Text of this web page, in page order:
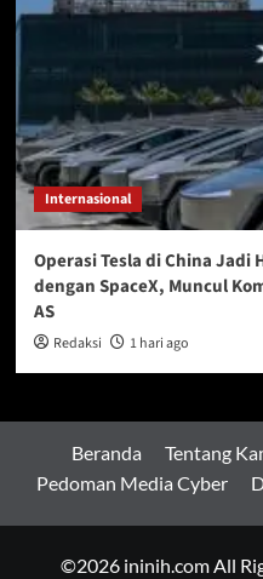
Internasional
Operasi Tesla di China Jadi
dengan SpaceX, Muncul
AS
Redaksi 1 hari ago
Beranda Tentang
Pedoman Media Cyber
©2026 ininih.com All